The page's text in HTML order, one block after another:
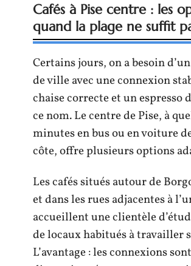
Cafés à Pise centre : les
quand la plage ne suffit
Certains jours, on a besoin
de ville avec une connexion
chaise correcte et un espresso
ce nom. Le centre de Pise, à
minutes en bus ou en voiture
côte, offre plusieurs options
Les cafés situés autour de
et dans les rues adjacentes à
accueillent une clientèle
de locaux habitués à travailler
L’avantage : les connexions sont